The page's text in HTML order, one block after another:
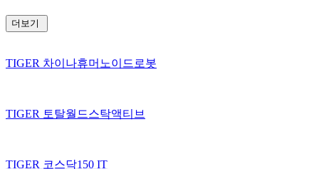
더보기
TIGER 차이나휴머노이드로봇
TIGER 토탈월드스탁액티브
TIGER 코스닥150 IT